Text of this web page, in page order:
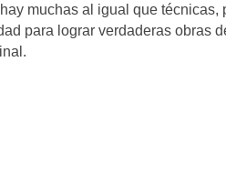
muchas al igual que
para lograr verdaderas obras